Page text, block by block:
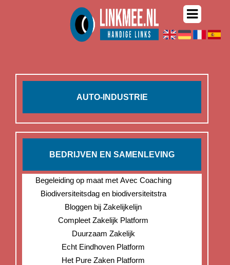
AUTO-INDUSTRIE
BEDRIJVEN EN SAMENLEVING
Begeleiding op maat met Avec Coaching
Biodiversiteitsdag en biodiversiteitstra
Bloggen bij Zakelijkelijn
Compleet Zakelijk Platform
Duurzaam Zakelijk
Echt Eindhoven Platform
Het Pure Zaken Platform